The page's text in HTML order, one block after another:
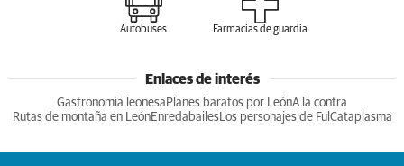
Autobuses Farmacias de guardia
Enlaces de interés
Gastronomia leonesa Planes baratos por LeónA la contra
Rutas de montaña en LeónEnredabailesLos personajes de Ful Cataplasma